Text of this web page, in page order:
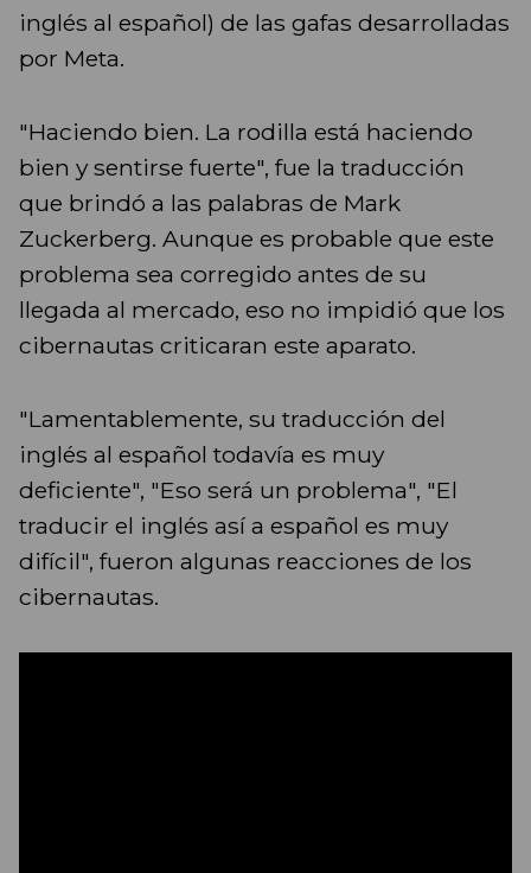
inglés al español) de las gafas desarrolladas
por Meta.
"Haciendo bien. La rodilla está haciendo
bien y sentirse fuerte", fue la traducción
que brindó a las palabras de Mark
Zuckerberg. Aunque es probable que este
problema sea corregido antes de su
llegada al mercado, eso no impidió que los
cibernautas criticaran este aparato.
"Lamentablemente, su traducción del
inglés al español todavía es muy
deficiente", "Eso será un problema", "El
traducir el inglés así a español es muy
difícil", fueron algunas reacciones de los
cibernautas.